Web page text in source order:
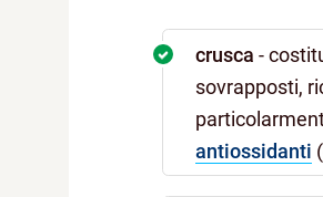
crusca -
sovrapposti,
antiossidanti